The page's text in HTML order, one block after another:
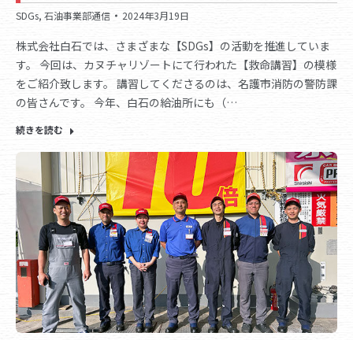
SDGs, 石油事業部通信 2024年3月19日
株式会社白石では、さまざまな【SDGs】の活動を推進していま
す。 今回は、カヌチャリゾートにて行われた【救命講習】の模様
をご紹介致します。 講習してくださるのは、名護市消防の警防課
の皆さんです。 今年、白石の給油所にも（…
続きを読む